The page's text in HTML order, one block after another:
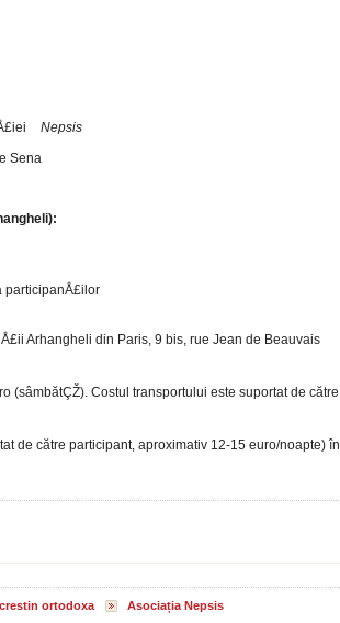
Nepsis
Sena
participanÅ£ilor
Arhangheli din Paris, 9 bis, rue Jean de Beauvais
(sâmbătÇŽ). Costul transportului este suportat de către
de către participant, aproximativ 12-15 euro/noapte) în
ortodoxa Asociația Nepsis